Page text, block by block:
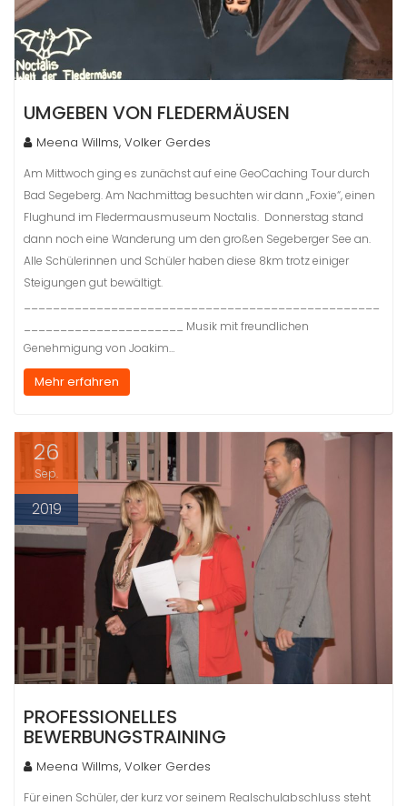
UMGEBEN VON FLEDERMÄUSEN
Meena Willms, Volker Gerdes
Am Mittwoch ging es zunächst auf eine GeoCaching Tour durch
Bad Segeberg. Am Nachmittag besuchten wir dann „Foxie“, einen
Flughund im Fledermausmuseum Noctalis. Donnerstag stand
dann noch eine Wanderung um den großen Segeberger See an.
Alle Schülerinnen und Schüler haben diese 8km trotz einiger
Steigungen gut bewältigt.
______________________ Musik mit freundlichen
Genehmigung von Joakim…
Mehr erfahren
26
Sep.
2019
PROFESSIONELLES
BEWERBUNGSTRAINING
Meena Willms, Volker Gerdes
Für einen Schüler, der kurz vor seinem Realschulabschluss steht